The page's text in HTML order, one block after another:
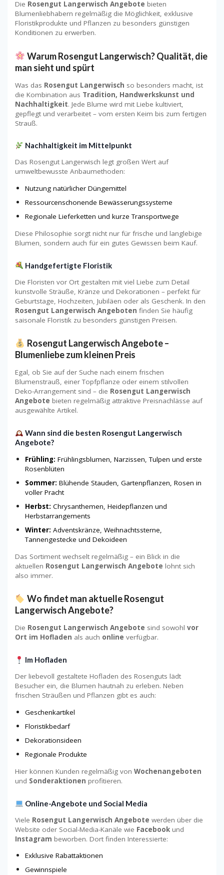
Die Rosengut Langerwisch Angebote bieten
Blumenliebhabern regelmäßig die Möglichkeit, exklusive
Floristikprodukte und Pflanzen zu besonders günstigen
Konditionen zu erwerben.
Warum Rosengut Langerwisch? Qualität, die
man sieht und spürt
Was das Rosengut Langerwisch so besonders macht, ist
die Kombination aus Tradition, Handwerkskunst und
Nachhaltigkeit. Jede Blume wird mit Liebe kultiviert,
gepflegt und verarbeitet – vom ersten Keim bis zum fertigen
Strauß.
Nachhaltigkeit im Mittelpunkt
Das Rosengut Langerwisch legt großen Wert auf
umweltbewusste Anbaumethoden:
Nutzung natürlicher Düngemittel
Ressourcenschonende Bewässerungssysteme
Regionale Lieferketten und kurze Transportwege
Diese Philosophie sorgt nicht nur für frische und langlebige
Blumen, sondern auch für ein gutes Gewissen beim Kauf.
Handgefertigte Floristik
Die Floristen vor Ort gestalten mit viel Liebe zum Detail
kunstvolle Sträuße, Kränze und Dekorationen – perfekt für
Geburtstage, Hochzeiten, Jubiläen oder als Geschenk. In den
Rosengut Langerwisch Angeboten finden Sie häufig
saisonale Floristik zu besonders günstigen Preisen.
Rosengut Langerwisch Angebote –
Blumenliebe zum kleinen Preis
Egal, ob Sie auf der Suche nach einem frischen
Blumenstrauß, einer Topfpflanze oder einem stilvollen
Deko-Arrangement sind – die Rosengut Langerwisch
Angebote bieten regelmäßig attraktive Preisnachlässe auf
ausgewählte Artikel.
Wann sind die besten Rosengut Langerwisch
Angebote?
Frühling: Frühlingsblumen, Narzissen, Tulpen und erste
Rosenblüten
Sommer: Blühende Stauden, Gartenpflanzen, Rosen in
voller Pracht
Herbst: Chrysanthemen, Heidepflanzen und
Herbstarrangements
Winter: Adventskränze, Weihnachtssterne,
Tannengestecke und Dekoideen
Das Sortiment wechselt regelmäßig – ein Blick in die
aktuellen Rosengut Langerwisch Angebote lohnt sich
also immer.
Wo findet man aktuelle Rosengut
Langerwisch Angebote?
Die Rosengut Langerwisch Angebote sind sowohl vor
Ort im Hofladen als auch online verfügbar.
Im Hofladen
Der liebevoll gestaltete Hofladen des Rosenguts lädt
Besucher ein, die Blumen hautnah zu erleben. Neben
frischen Sträußen und Pflanzen gibt es auch:
Geschenkartikel
Floristikbedarf
Dekorationsideen
Regionale Produkte
Hier können Kunden regelmäßig von Wochenangeboten
und Sonderaktionen profitieren.
Online-Angebote und Social Media
Viele Rosengut Langerwisch Angebote werden über die
Website oder Social-Media-Kanäle wie Facebook und
Instagram beworben. Dort finden Interessierte:
Exklusive Rabattaktionen
Gewinnspiele